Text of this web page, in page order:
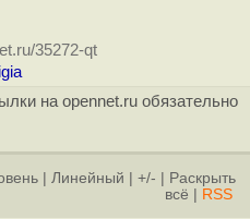
35272-qt
на opennet.ru обязательно
Линейный +/-
Раскрыть
всё
RSS